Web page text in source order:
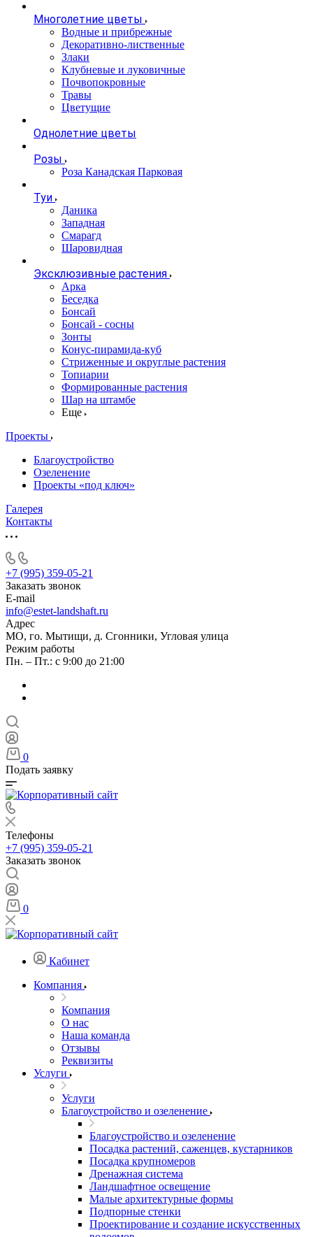
Многолетние цветы
Водные и прибрежные
Декоративно-лиственные
Злаки
Клубневые и луковичные
Почвопокровные
Травы
Цветущие
Однолетние цветы
Розы
Роза Канадская Парковая
Туи
Даника
Западная
Смарагд
Шаровидная
Эксклюзивные растения
Арка
Беседка
Бонсай
Бонсай - сосны
Зонты
Конус-пирамида-куб
Стриженные и округлые растения
Топиарии
Формированные растения
Шар на штамбе
Еще
Проекты
Благоустройство
Озеленение
Проекты «под ключ»
Галерея
Контакты
+7 (995) 359-05-21
Заказать звонок
E-mail
info@estet-landshaft.ru
Адрес
МО, го. Мытищи, д. Сгонники, Угловая улица
Режим работы
Пн. – Пт.: с 9:00 до 21:00
0
Подать заявку
Телефоны
+7 (995) 359-05-21
Заказать звонок
0
Кабинет
Компания
Компания
О нас
Наша команда
Отзывы
Реквизиты
Услуги
Услуги
Благоустройство и озеленение
Благоустройство и озеленение
Посадка растений, саженцев, кустарников
Посадка крупномеров
Дренажная система
Ландшафтное освещение
Малые архитектурные формы
Подпорные стенки
Проектирование и создание искусственных